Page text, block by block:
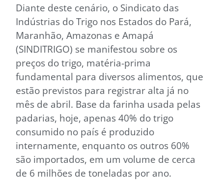
Diante deste cenário, o Sindicato das
Indústrias do Trigo nos Estados do Pará,
Maranhão, Amazonas e Amapá
(SINDITRIGO) se manifestou sobre os
preços do trigo, matéria-prima
fundamental para diversos alimentos, que
estão previstos para registrar alta já no
mês de abril. Base da farinha usada pelas
padarias, hoje, apenas 40% do trigo
consumido no país é produzido
internamente, enquanto os outros 60%
são importados, em um volume de cerca
de 6 milhões de toneladas por ano.